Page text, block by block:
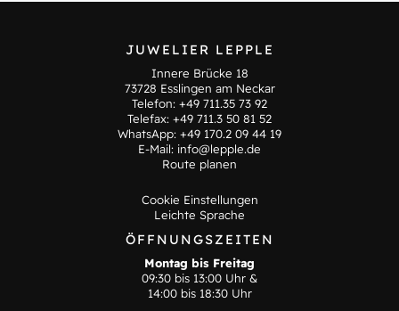
JUWELIER LEPPLE
Innere Brücke 18
73728 Esslingen am Neckar
Telefon: +49 711.35 73 92
Telefax: +49 711.3 50 81 52
WhatsApp: +49 170.2 09 44 19
E-Mail: info@lepple.de
Route planen
Cookie Einstellungen
Leichte Sprache
ÖFFNUNGSZEITEN
Montag bis Freitag
09:30 bis 13:00 Uhr &
14:00 bis 18:30 Uhr